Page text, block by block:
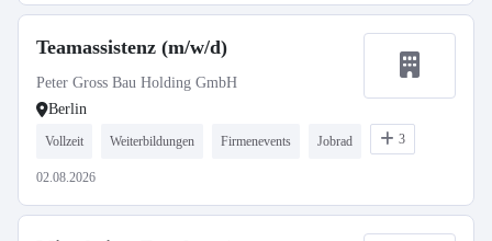
Teamassistenz (m/w/d)
Peter Gross Bau Holding GmbH
Berlin
Vollzeit Weiterbildungen Firmenevents Jobrad 3
02.08.2026